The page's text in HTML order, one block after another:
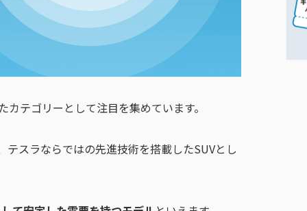
テゴリーとして注目を集めています。
スラならではの先進技術を搭載したSUVとし